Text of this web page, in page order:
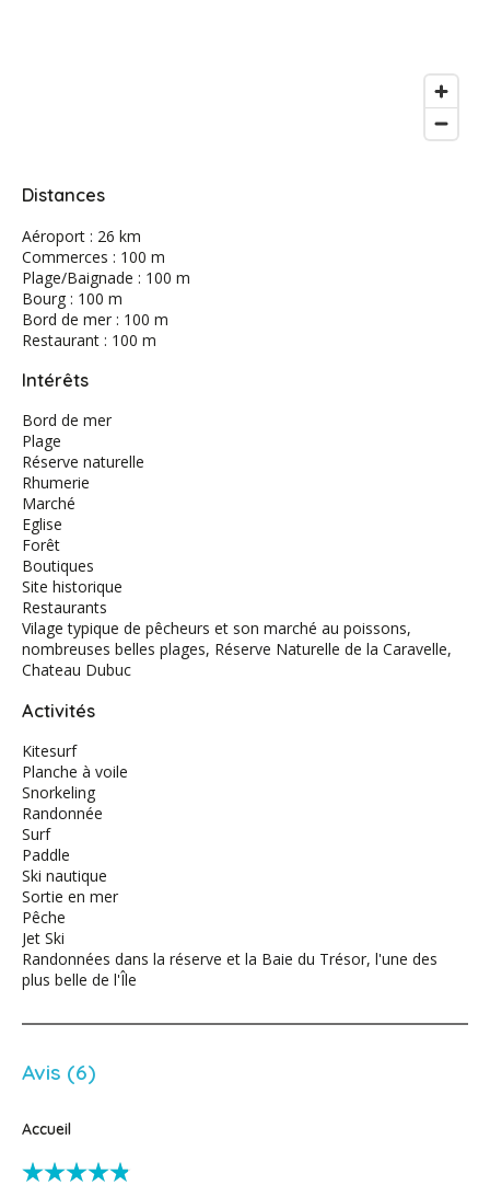
Distances
Aéroport : 26 km
Commerces : 100 m
Plage/Baignade : 100 m
Bourg : 100 m
Bord de mer : 100 m
Restaurant : 100 m
Intérêts
Bord de mer
Plage
Réserve naturelle
Rhumerie
Marché
Eglise
Forêt
Boutiques
Site historique
Restaurants
Vilage typique de pêcheurs et son marché au poissons,
nombreuses belles plages, Réserve Naturelle de la Caravelle,
Chateau Dubuc
Activités
Kitesurf
Planche à voile
Snorkeling
Randonnée
Surf
Paddle
Ski nautique
Sortie en mer
Pêche
Jet Ski
Randonnées dans la réserve et la Baie du Trésor, l'une des
plus belle de l'Île
Avis (6)
Accueil